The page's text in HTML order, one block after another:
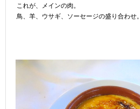
これが、メインの肉。
鳥、羊、ウサギ、ソーセージの盛り合わせ。